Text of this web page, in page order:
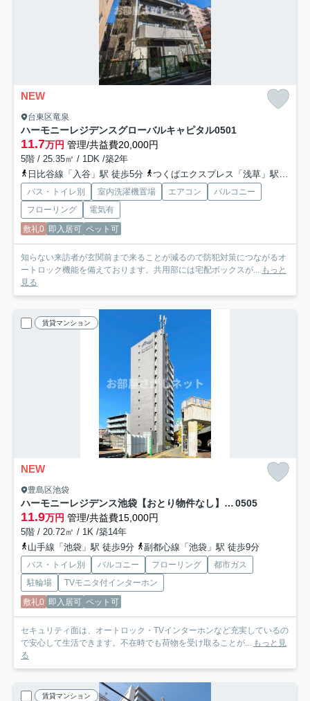
NEW
台東区竜泉
ハーモニーレジデンスグローバルキャピタル0501
11.7万円 管理/共益費20,000円
5階 / 25.35㎡ / 1DK /築2年
日比谷線「入谷」駅 徒歩5分
つくばエクスプレス「浅草」駅 徒歩14分
バス・トイレ別 室内洗濯機置場 エアコン
バルコニー
フローリング
電気有
敷礼0 即入居可 ペット可
知らない来訪者が玄関前まで来ることが減るので防犯対策につながるオ
ートロック機能を備えております。共用部には宅配ボックスが... もっと
見る
賃貸マンション
NEW
豊島区池袋
ハーモニーレジデンス池袋【おとり物件なし】#学生・社会人にオススメ！初期費用分割払いOK！ 0505
11.9万円 管理/共益費15,000円
5階 / 20.72㎡ / 1K /築14年
山手線「池袋」駅 徒歩9分
副都心線「池袋」駅 徒歩9分
バス・トイレ別 バルコニー フローリング
都市ガス
駐輪場
TVモニタ付インターホン
敷礼0 即入居可 ペット可
セキュリティ面は、オートロック・TVインターホンなど充実しているの
で安心して生活できます。不在時でも荷物を受け取ることが... もっと見
る
賃貸マンション